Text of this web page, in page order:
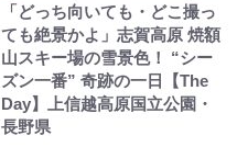
「どっち向いても・どこ撮っ
ても絶景かよ」志賀高原 焼額
山スキー場の雪景色！ “シー
ズン一番” 奇跡の一日【The
Day】上信越高原国立公園・
長野県